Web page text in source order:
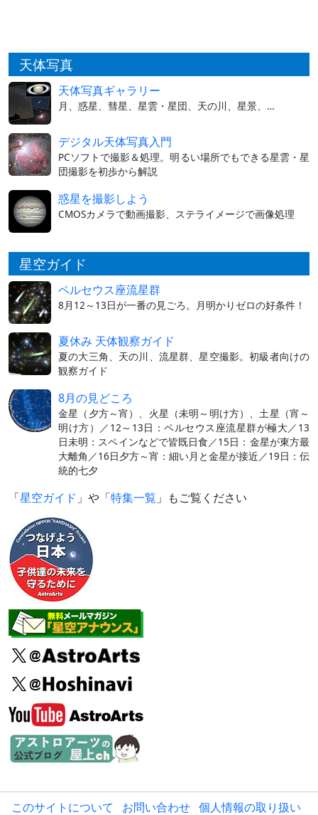
天体写真
天体写真ギャラリー
月、惑星、彗星、星雲・星団、天の川、星景、…
デジタル天体写真入門
PCソフトで撮影＆処理。明るい場所でもできる星雲・星
団撮影を初歩から解説
惑星を撮影しよう
CMOSカメラで動画撮影、ステライメージで画像処理
星空ガイド
ペルセウス座流星群
8月12～13日が一番の見ごろ。月明かりゼロの好条件！
夏休み 天体観察ガイド
夏の大三角、天の川、流星群、星空撮影。初級者向けの
観察ガイド
8月の見どころ
金星（夕方～宵）、火星（未明～明け方）、土星（宵～
明け方）／12～13日：ペルセウス座流星群が極大／13
日未明：スペインなどで皆既日食／15日：金星が東方最
大離角／16日夕方～宵：細い月と金星が接近／19日：伝
統的七夕
「星空ガイド 」や「特集一覧 」もご覧ください
このサイトについて お問い合わせ 個人情報の取り扱い